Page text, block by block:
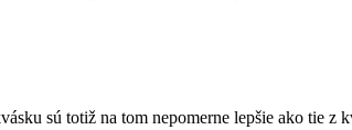
sú totiž na tom nepomerne lepšie ako tie z